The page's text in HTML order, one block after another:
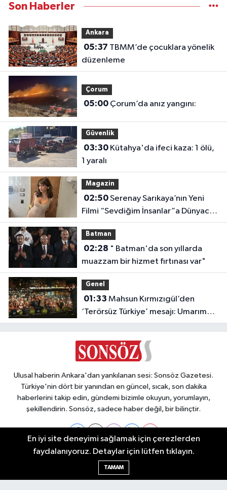
Son Haberler
Ankara
05:37
düzenleme
Çorum
05:00 Çorum’da anız yangını:
Güvenlik
03:30Kütahya'da ifeci kaza: 1 ölü,
1 yaralı
Magazin
02:50Serenay Sarıkaya’nın Yeni
Filmi “Sevdiğim İnsanlar”a Dünyaca
Ünlü Oyuncu
Batman
02:28
muazzam bir hizmet fırtınası var"
Genel
01:33
‘Terörsüz Türkiye’ mesajı: Umarım
barış kalıcı olur
Ulusal haberin Ankara'dan yankılanan sesi: Sonsöz Gazetesi.
Türkiye'nin dört bir yanından en güncel, sıcak, son dakika
haberlerini takip edin, gündemi bizimle okuyun, yorumlayın,
şekillendirin. Sonsöz, sadece haber değil, bir bilinçtir.
Ankara Nöbetçi Eczaneler
En iyi site deneyimi sağlamak için çerezlerden
faydalanıyoruz. Detaylar için lütfen tıklayın.
TAMAM